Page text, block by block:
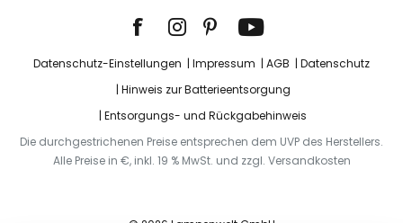
Datenschutz-Einstellungen Impressum AGB
Datenschutz
Hinweis zur Batterieentsorgung
Entsorgungs- und Rückgabehinweis
Die durchgestrichenen Preise entsprechen dem UVP des Herstellers.
Alle Preise in €, inkl. 19 % MwSt. und zzgl. Versandkosten